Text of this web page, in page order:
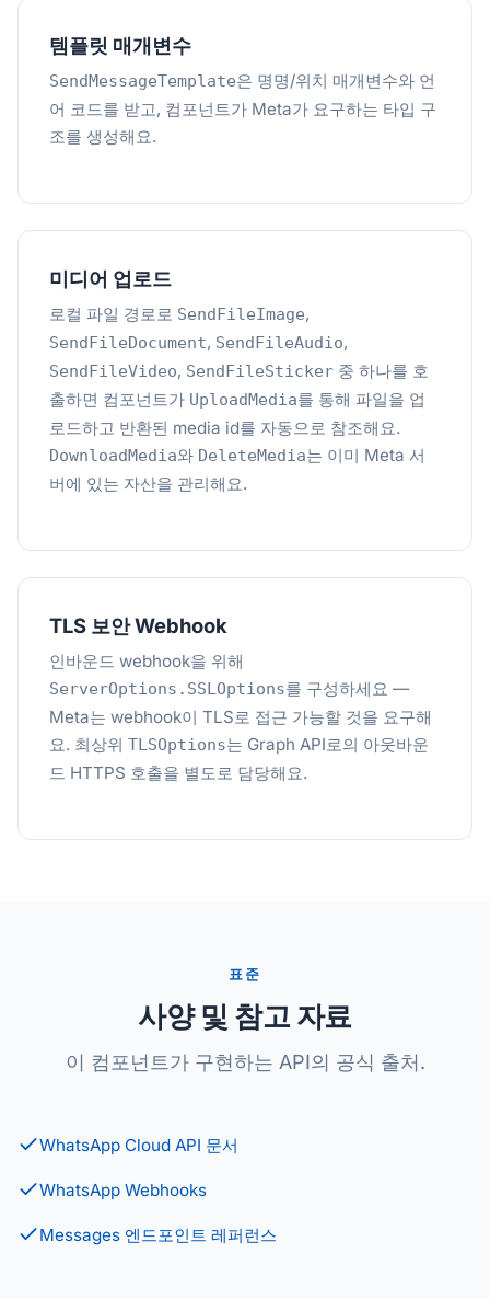
템플릿 매개변수
SendMessageTemplate은 명명/위치 매개변수와 언
어 코드를 받고, 컴포넌트가 Meta가 요구하는 타입 구
조를 생성해요.
미디어 업로드
로컬 파일 경로로 SendFileImage,
SendFileDocument, SendFileAudio,
SendFileVideo, SendFileSticker 중 하나를 호
출하면 컴포넌트가 UploadMedia를 통해 파일을 업
로드하고 반환된 media id를 자동으로 참조해요.
DownloadMedia와 DeleteMedia는 이미 Meta 서
버에 있는 자산을 관리해요.
TLS 보안 Webhook
인바운드 webhook을 위해
ServerOptions.SSLOptions를 구성하세요 —
Meta는 webhook이 TLS로 접근 가능할 것을 요구해
요. 최상위 TLSOptions는 Graph API로의 아웃바운
드 HTTPS 호출을 별도로 담당해요.
표준
사양 및 참고 자료
이 컴포넌트가 구현하는 API의 공식 출처.
WhatsApp Cloud API 문서
WhatsApp Webhooks
Messages 엔드포인트 레퍼런스